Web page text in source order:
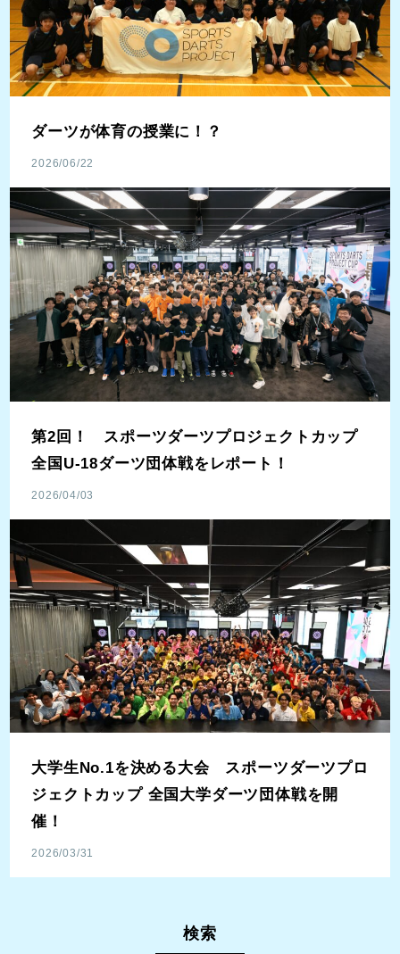
ダーツが体育の授業に！？
2026/06/22
第2回！ スポーツダーツプロジェクトカップ
全国U-18ダーツ団体戦をレポート！
2026/04/03
大学生No.1を決める大会 スポーツダーツプロ
ジェクトカップ 全国大学ダーツ団体戦を開
催！
2026/03/31
検索